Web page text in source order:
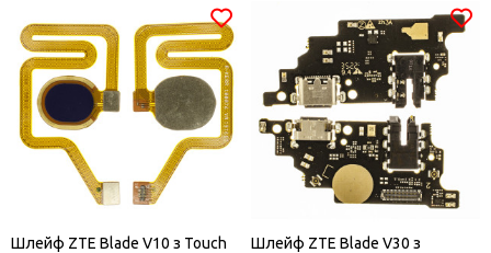
Шлейф ZTE Blade V10 з Touch
Шлейф ZTE Blade V30 з